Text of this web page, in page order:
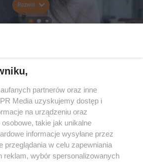
Rozwiń
partnerów oraz inne
Media uzyskujemy dostęp i
na urządzeniu oraz
takie jak unikalne
informacje wysyłane przez
przeglądania w celu zapewniania
reklam, wybór spersonalizowanych